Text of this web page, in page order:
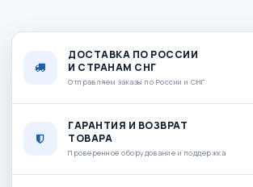
ДОСТАВКА ПО РОССИИ
И СТРАНАМ СНГ
Отправляем заказы по России и СНГ
ГАРАНТИЯ И ВОЗВРАТ
ТОВАРА
Проверенное оборудование и поддержка